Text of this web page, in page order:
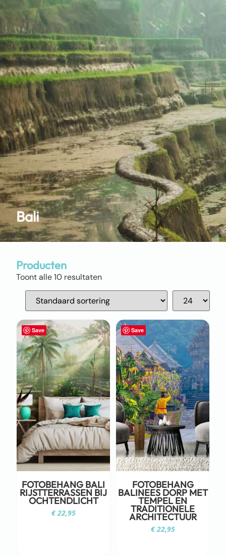
Bali
Producten
Toont alle 10 resultaten
Save
FOTOBEHANG BALI
RIJSTTERRASSEN BIJ
OCHTENDLICHT
€22,95
Save
FOTOBEHANG
BALINEES DORP MET
TEMPEL EN
TRADITIONELE
ARCHITECTUUR
€22,95